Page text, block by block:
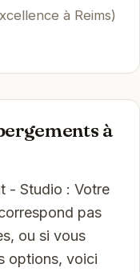
à Reims)
à
- Studio : Votre
pas
ou si vous
options, voici